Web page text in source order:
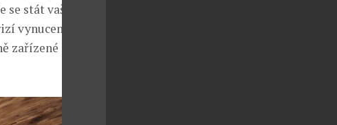
stát vaší
vynucené pauze
zařízené